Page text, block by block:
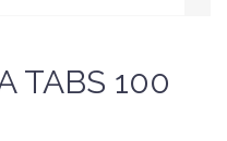
TABS 100